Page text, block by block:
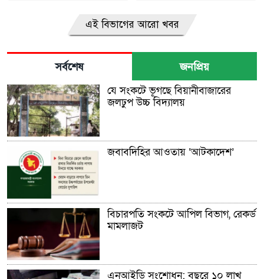
এই বিভাগের আরো খবর
সর্বশেষ জনপ্রিয়
যে সংকটে ভূগছে বিয়ানীবাজারের
জলঢুপ উচ্চ বিদ্যালয়
জবাবদিহির আওতায় ‘আটকাদেশ’
বিচারপতি সংকটে আপিল বিভাগ, রেকর্ড
মামলাজট
এনআইডি সংশোধন: বছরে ১০ লাখ